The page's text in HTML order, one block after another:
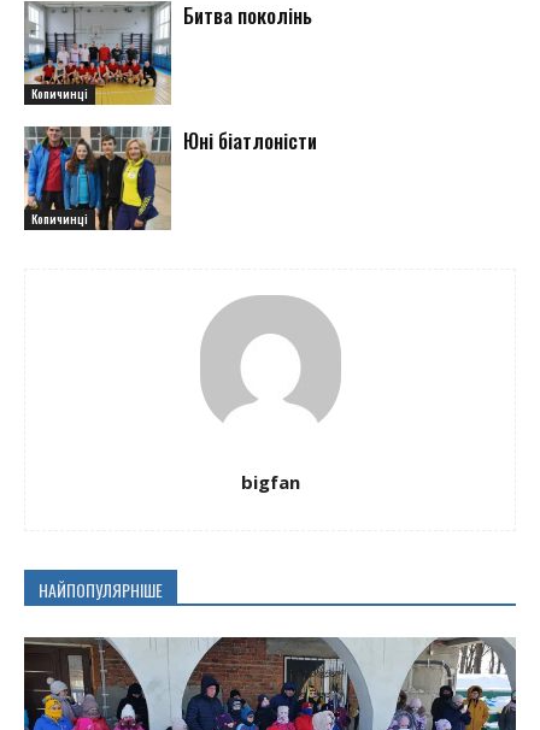
Копичинці
Битва поколінь
Копичинці
Юні біатлоністи
bigfan
НАЙПОПУЛЯРНІШЕ